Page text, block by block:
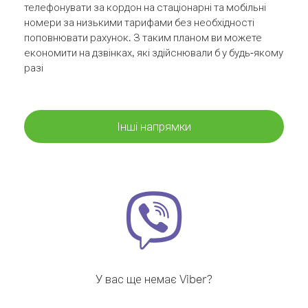
телефонувати за кордон на стаціонарні та мобільні
номери за низькими тарифами без необхідності
поповнювати рахунок. З таким планом ви можете
економити на дзвінках, які здійснювали б у будь-якому
разі
Інші напрямки
У вас ще немає Viber?